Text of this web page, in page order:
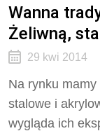
Wanna
Żeliwną,
29 kwi 2014
Na rynku
stalowe i
wygląda ich